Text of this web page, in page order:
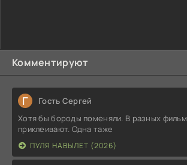
Комментируют
Г Гость Сергей
Хотя бы бороды поменяли. В разных
приклеивают. Одна таже
ПУЛЯ НАВЫЛЕТ (2026)